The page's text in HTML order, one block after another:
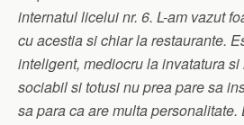
internatul licelui nr. 6. L-am vazut
cu acestia si chiar la restaurante.
inteligent, mediocru la invatatura
sociabil si totusi nu prea pare sa
sa para ca are multa personalitate.